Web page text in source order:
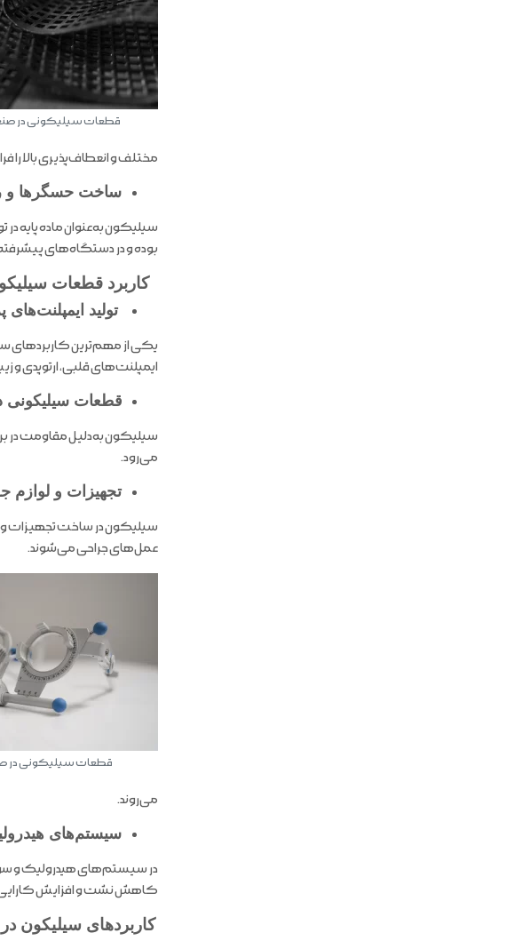
قطعات سیلیکونی در
مختلف و انعطاف‌پذیری بالا را
ساخت حسگرها و
سیلیکون به‌عنوان ماده پایه
بوده و در دستگاه‌های
کاربرد قطعات
تولید
یکی از مهم‌ترین کاربردهای
ایمپلنت‌های قلبی، ارتوپدی و
قطعات سیلیکونی
سیلیکون به‌دلیل مقاومت در
می‌رود.
تجهیزات و لوازم
سیلیکون در ساخت تجهیزات و
عمل‌های جراحی می‌شوند.
قطعات سیلیکونی در
می‌روند.
سیستم‌های
در سیستم‌های هیدرولیک و
کاهش نشت و افزایش
کاربردهای سیلیکون